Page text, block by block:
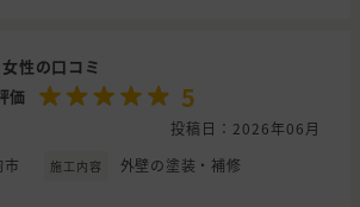
性の口コミ
価
5
投稿日：2026年06月
施工内容 外壁の塗装・補修